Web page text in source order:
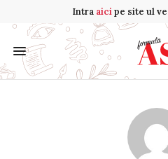
Intra aicipe site ul